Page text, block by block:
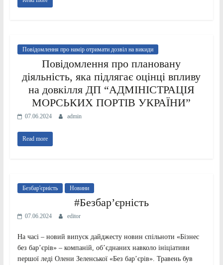
Повідомлення про намір отримати дозвіл на викиди
Повідомлення про плановану
діяльність, яка підлягає оцінці впливу
на довкілля ДП “АДМІНІСТРАЦІЯ
МОРСЬКИХ ПОРТІВ УКРАЇНИ”
07.06.2024 admin
Read more
Безбар'єрність Новини
#Безбар’єрність
07.06.2024 editor
На часі – новий випуск дайджесту новин спільноти «Бізнес
без бар’єрів» – компаній, об’єднаних навколо ініціативи
першої леді Олени Зеленської «Без бар’єрів». Травень був